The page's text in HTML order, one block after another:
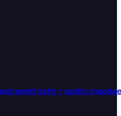
werkt echt + gratis